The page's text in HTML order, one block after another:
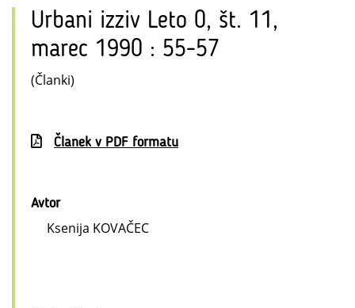
Urbani izziv Leto 0, št. 11,
marec 1990 : 55-57
(Članki)
Članek v PDF formatu
Avtor
Ksenija KOVAČEC